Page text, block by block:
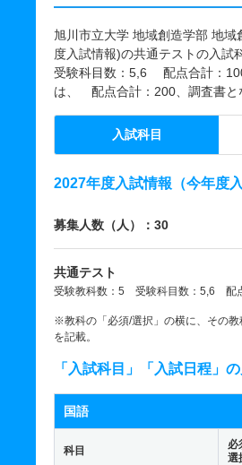
旭川市立大学 地域創造学部 地
度入試情報)の共通テストの入
受験科目数：5,6 配点合計：
は、 配点合計：200、調査書と
入試科目
2027年度入試情報（今年度入
募集人数（人）：30
共通テスト
受験教科数：5 受験科目数：5,6 配
※教科の「必須/選択」の横に、その
を記載。
「入試科目」「入試日程」
国語
科目
必
選